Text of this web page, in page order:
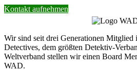
Kontakt aufnehmen
Wir sind seit drei Generationen
Detectives, dem größten Detektiv-
Weltverband stellen wir einen Board
WAD.